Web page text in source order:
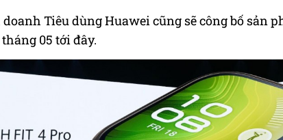
Tiêu dùng Huawei cũng sẽ công bố sản
05 tới đây.